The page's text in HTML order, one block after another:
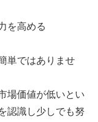
を高める
単ではありませ
場価値が低いとい
認識し少しでも努